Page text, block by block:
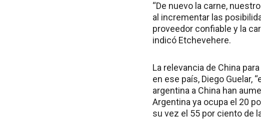
“De nuevo la carne,
al incrementar las
proveedor confiable y la
indicó Etchevehere.
La relevancia de China
en ese país, Diego Guelar,
argentina a China han
Argentina ya ocupa el 20
su vez el 55 por ciento de